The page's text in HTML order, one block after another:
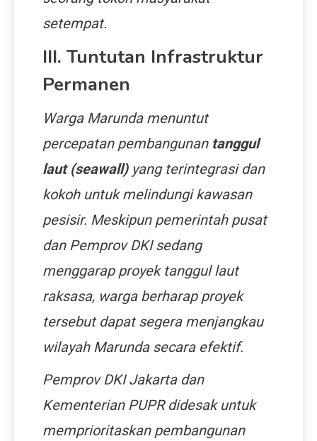
setempat.
III. Tuntutan Infrastruktur
Permanen
Warga Marunda menuntut
percepatan pembangunan tanggul
laut (seawall)yang terintegrasi dan
kokoh untuk melindungi kawasan
pesisir. Meskipun pemerintah pusat
dan Pemprov DKI sedang
menggarap proyek tanggul laut
raksasa, warga berharap proyek
tersebut dapat segera menjangkau
wilayah Marunda secara efektif.
Pemprov DKI Jakarta dan
Kementerian PUPR didesak untuk
memprioritaskan pembangunan